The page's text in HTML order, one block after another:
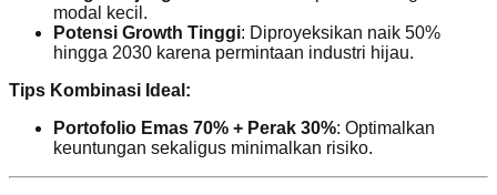
modal kecil.
Potensi Growth Tinggi: Diproyeksikan naik 50%
hingga 2030 karena permintaan industri hijau.
Tips Kombinasi Ideal:
Portofolio Emas 70% + Perak 30%: Optimalkan
keuntungan sekaligus minimalkan risiko.